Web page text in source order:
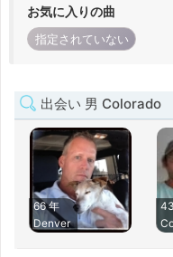
お気に入りの曲
指定されていない
出会い 男 Colorado
66 年
Denver